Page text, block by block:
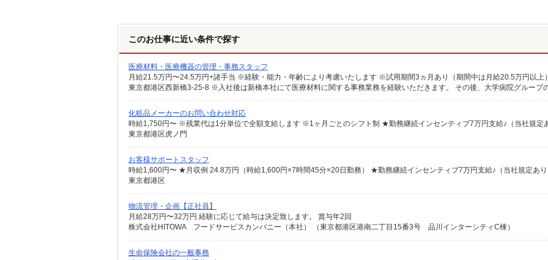
このお仕事に近い条件で探す
医療材料・医療機器の管理・事務スタッフ
化粧品メーカーのお問い合わせ対応
東京都港区虎ノ門
お客様サポートスタッフ
東京都港区
物流管理・企画【正社員】
月給28万円〜32万円 経験に応じて給与は決定致します。 賞与年2回
株式会社HITOWA フードサービスカンパニー（本社） （東京都港区港南二丁目15番3号 品川インターシティC棟）
生命保険会社の一般事務